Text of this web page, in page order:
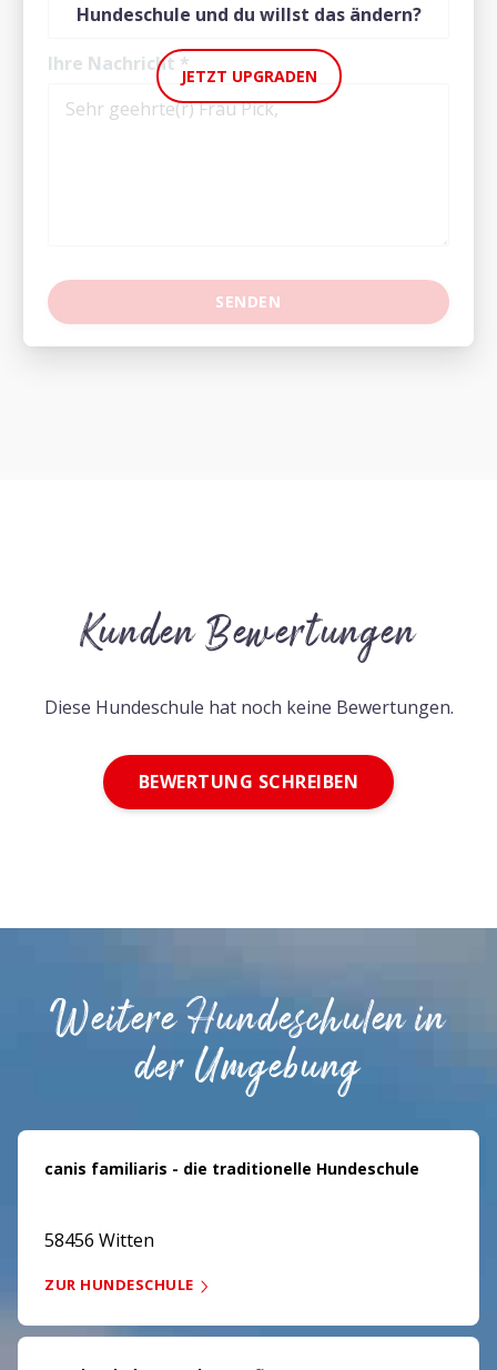
Hundeschule und du willst das ändern?
JETZT UPGRADEN
Ihre Nachricht *
Kunden Bewertungen
Diese Hundeschule hat noch keine Bewertungen.
BEWERTUNG SCHREIBEN
Weitere Hundeschulen in
der Umgebung
canis familiaris - die traditionelle Hundeschule
58456 Witten
ZUR HUNDESCHULE